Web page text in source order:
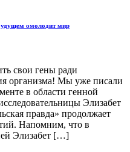
омолодит мир
свои гены ради
организма! Мы уже писали
в области генной
Элизабет
правда» продолжает
Напомним, что в
Элизабет […]